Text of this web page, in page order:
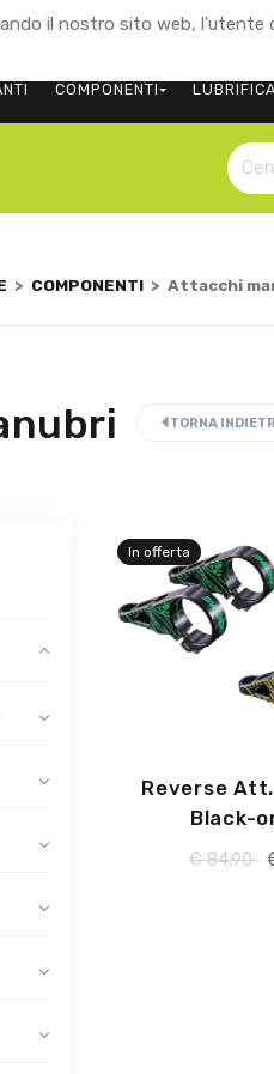
il nostro sito web, l'utente
COMPONENTI
> COMPONENTI > Attacchi
TORNA
In offerta
Reverse
Black-
€ 84.90